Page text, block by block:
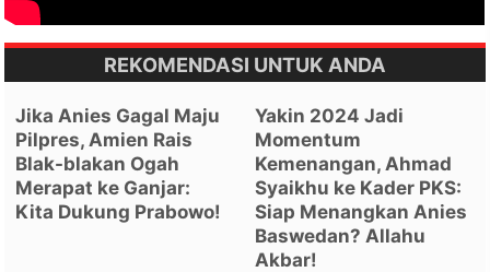
REKOMENDASI UNTUK ANDA
Jika Anies Gagal Maju
Pilpres, Amien Rais
Blak-blakan Ogah
Merapat ke Ganjar:
Kita Dukung Prabowo!
Yakin 2024 Jadi
Momentum
Kemenangan, Ahmad
Syaikhu ke Kader PKS:
Siap Menangkan Anies
Baswedan? Allahu
Akbar!